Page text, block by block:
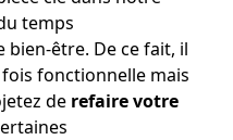
temps
être. De ce fait, il
fonctionnelle mais
de refaire votre